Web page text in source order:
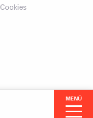
MENÜ